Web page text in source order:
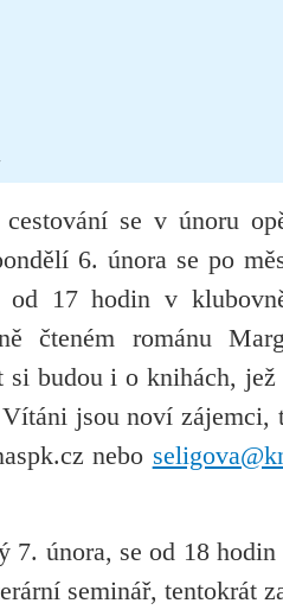
se v únoru
6. února se po
od 17 hodin v
čteném románu
si budou i o knihách,
jsou noví zájemci,
nebo
7. února, se od 18
seminář, tentokrát